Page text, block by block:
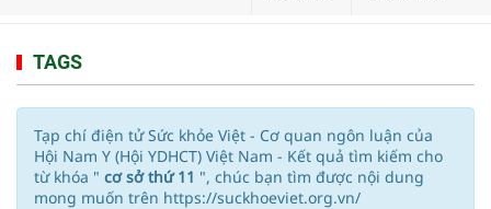
TAGS
Tạp chí điện tử Sức khỏe Việt - Cơ quan ngôn luận của
Hội Nam Y (Hội YDHCT) Việt Nam - Kết quả tìm kiếm cho
từ khóa " cơ sở thứ 11 ", chúc bạn tìm được nội dung
mong muốn trên https://suckhoeviet.org.vn/